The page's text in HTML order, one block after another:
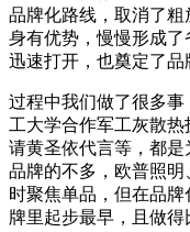
品牌化路线，取消了
身有优势，慢慢形成
迅速打开，也奠定了品
过程中我们做了很多事
工大学合作军工灰散热
请黄圣依代言等，都
品牌的不多，欧普照
时聚焦单品，但在品
牌里起步最早，且做得